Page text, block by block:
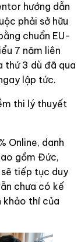
hướng dẫn
phải sở hữu
chuẩn EU-
7 năm liên
thứ 3 dù đã qua
lập tức.
thi lý thuyết
Online, danh
gồm Đức,
sẽ tiếp tục duy
chưa có kế
khảo thí của